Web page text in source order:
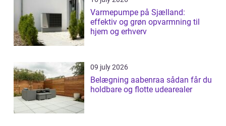
Varmepumpe på Sjælland:
effektiv og grøn opvarmning til
hjem og erhverv
09 july 2026
Belægning aabenraa sådan får du
holdbare og flotte udearealer